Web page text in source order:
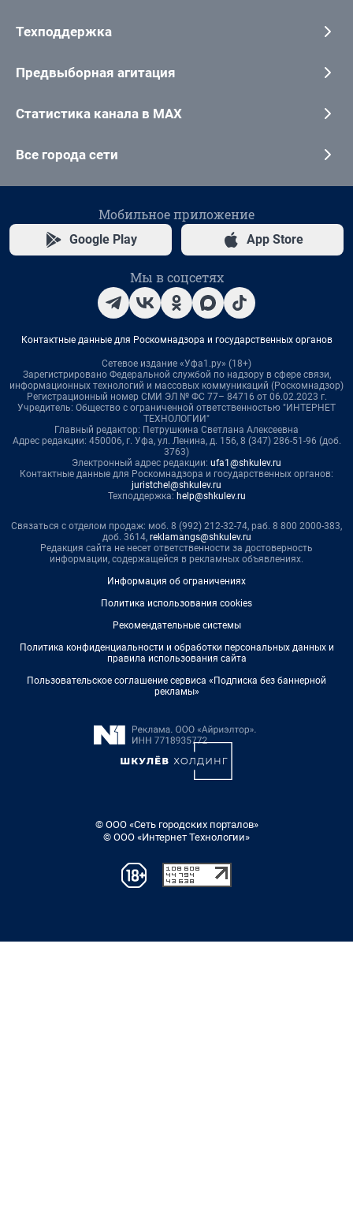
Техподдержка
Предвыборная агитация
Статистика канала в MAX
Все города сети
Мобильное приложение
Google Play App Store
Мы в соцсетях
Контактные данные для Роскомнадзора и государственных органов
Сетевое издание «Уфа1.ру» (18+)
Зарегистрировано Федеральной службой по надзору в сфере связи,
информационных технологий и массовых коммуникаций (Роскомнадзор)
Регистрационный номер СМИ ЭЛ № ФС 77– 84716 от 06.02.2023 г.
Учредитель: Общество с ограниченной ответственностью "ИНТЕРНЕТ
ТЕХНОЛОГИИ"
Главный редактор: Петрушкина Светлана Алексеевна
Адрес редакции: 450006, г. Уфа, ул. Ленина, д. 156, 8 (347) 286-51-96 (доб.
3763)
Электронный адрес редакции: ufa1@shkulev.ru
Контактные данные для Роскомнадзора и государственных органов:
juristchel@shkulev.ru
Техподдержка: help@shkulev.ru
Связаться с отделом продаж: моб. 8 (992) 212-32-74, раб. 8 800 2000-383,
доб. 3614, reklamangs@shkulev.ru
Редакция сайта не несет ответственности за достоверность
информации, содержащейся в рекламных объявлениях.
Информация об ограничениях
Политика использования cookies
Рекомендательные системы
Политика конфиденциальности и обработки персональных данных и
правила использования сайта
Пользовательское соглашение сервиса «Подписка без баннерной
рекламы»
© ООО «Сеть городских порталов»
© ООО «Интернет Технологии»